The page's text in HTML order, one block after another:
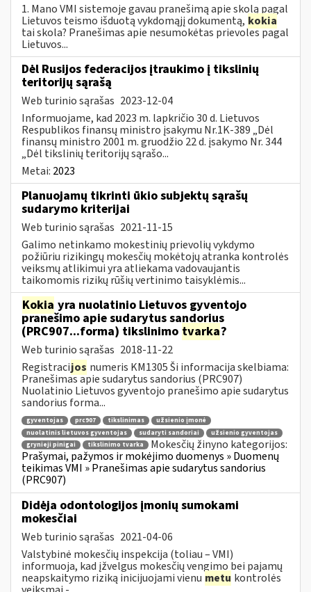
1. Mano VMI sistemoje gavau pranešimą apie skolą pagal
Lietuvos teismo išduotą vykdomąjį dokumentą, kokia
tai skola? Pranešimas apie nesumokėtas prievoles pagal
Lietuvos...
Dėl Rusijos federacijos įtraukimo į tikslinių
teritorijų sąrašą
Web turinio sąrašas 2023-12-04
Informuojame, kad 2023 m. lapkričio 30 d. Lietuvos
Respublikos finansų ministro įsakymu Nr.1K-389 „Dėl
finansų ministro 2001 m. gruodžio 22 d. įsakymo Nr. 344
„Dėl tikslinių teritorijų sąrašo...
Metai: 2023
Planuojamų tikrinti ūkio subjektų sąrašų
sudarymo kriterijai
Web turinio sąrašas 2021-11-15
Galimo netinkamo mokestinių prievolių vykdymo
požiūriu rizikingų mokesčių mokėtojų atranka kontrolės
veiksmų atlikimui yra atliekama vadovaujantis
taikomomis rizikų rūšių vertinimo taisyklėmis...
Kokia yra nuolatinio Lietuvos gyventojo
pranešimo apie sudarytus sandorius
(PRC907...forma) tikslinimo tvarka?
Web turinio sąrašas 2018-11-22
Registracijos numeris KM1305 Ši informacija skelbiama:
Pranešimas apie sudarytus sandorius (PRC907)
Nuolatinio Lietuvos gyventojo pranešimo apie sudarytus
sandorius forma...
gyventojas prc907 tikslinimas
užsienio įmonė
nuolatinis lietuvos gyventojas
sudaryti sandoriai
užsienio gyventojas
grynieji pinigai
tikslinimo tvarka
Mokesčių žinyno kategorijos:
Prašymai, pažymos ir mokėjimo duomenys » Duomenų
teikimas VMI » Pranešimas apie sudarytus sandorius
(PRC907)
Didėja odontologijos įmonių sumokami
mokesčiai
Web turinio sąrašas 2021-04-06
Valstybinė mokesčių inspekcija (toliau – VMI)
informuoja, kad įžvelgus mokesčių vengimo bei pajamų
neapskaitymo riziką inicijuojami vienu metu kontrolės